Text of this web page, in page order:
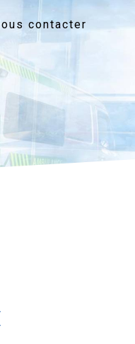
contacter